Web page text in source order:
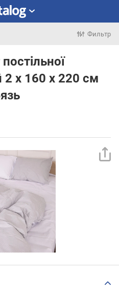
Фильтр
2 x 160 x 220 см